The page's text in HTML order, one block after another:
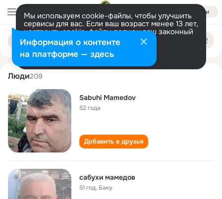
Войти
Мы используем cookie-файлы, чтобы улучшить
сервисы для вас. Если ваш возраст менее 13 лет,
настроить cookie-файлы должен ваш законный
представитель. Больше информации
Разрешить все Настроить
Поиск
людям
sabukhi mamedov
Люди209
Sabuhi Mamedov
52 года
Добавить в друзья
сабухи мамедов
51 год, Баку
Информация о контенте
на платформе — здесь